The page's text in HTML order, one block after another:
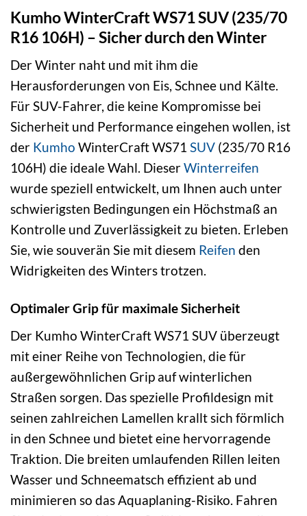
Kumho WinterCraft WS71 SUV (235/70
R16 106H) – Sicher durch den Winter
Der Winter naht und mit ihm die
Herausforderungen von Eis, Schnee und Kälte.
Für SUV-Fahrer, die keine Kompromisse bei
Sicherheit und Performance eingehen wollen, ist
der Kumho WinterCraft WS71 SUV (235/70 R16
106H) die ideale Wahl. DieserWinterreifen
wurde speziell entwickelt, um Ihnen auch unter
schwierigsten Bedingungen ein Höchstmaß an
Kontrolle und Zuverlässigkeit zu bieten. Erleben
Sie, wie souverän Sie mit diesem Reifen den
Widrigkeiten des Winters trotzen.
Optimaler Grip für maximale Sicherheit
Der Kumho WinterCraft WS71 SUV überzeugt
mit einer Reihe von Technologien, die für
außergewöhnlichen Grip auf winterlichen
Straßen sorgen. Das spezielle Profildesign mit
seinen zahlreichen Lamellen krallt sich förmlich
in den Schnee und bietet eine hervorragende
Traktion. Die breiten umlaufenden Rillen leiten
Wasser und Schneematsch effizient ab und
minimieren so das Aquaplaning-Risiko. Fahren